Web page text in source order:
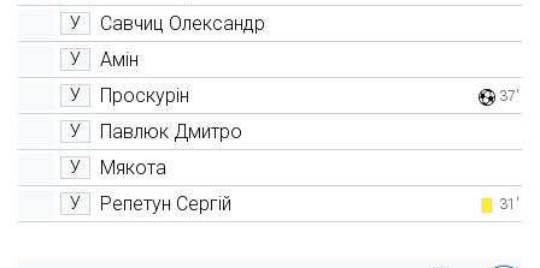
У Савчиц Олександр
У Амін
У Проскурін 37'
У Павлюк Дмитро
У Мякота
У Репетун Сергій 31'